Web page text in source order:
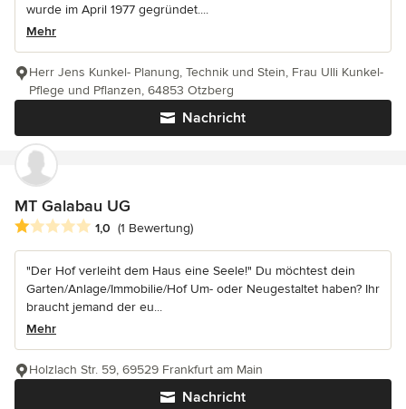
wurde im April 1977 gegründet....
Mehr
Nachricht
Herr Jens Kunkel- Planung, Technik und Stein, Frau Ulli Kunkel-
Pflege und Pflanzen, 64853 Otzberg
MT Galabau UG
Durchschnittliche Bewertung: 1 von 5 Sternen
1,0 (1 Bewertung)
"Der Hof verleiht dem Haus eine Seele!" Du möchtest dein
Garten/Anlage/Immobilie/Hof Um- oder Neugestaltet haben? Ihr
braucht jemand der eu...
Mehr
Nachricht
Holzlach Str. 59, 69529 Frankfurt am Main